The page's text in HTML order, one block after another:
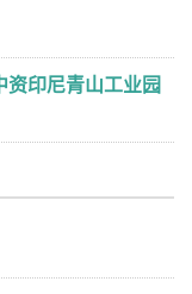
印尼青山工业园